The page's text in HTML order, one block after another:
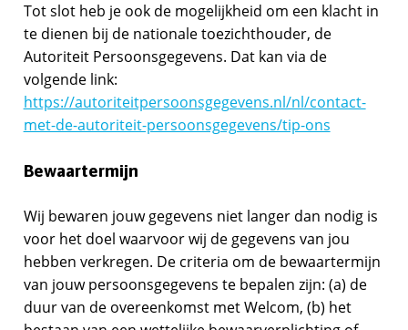
Tot slot heb je ook de mogelijkheid om een klacht in
te dienen bij de nationale toezichthouder, de
Autoriteit Persoonsgegevens. Dat kan via de
volgende link:
https://autoriteitpersoonsgegevens.nl/nl/contact-
met-de-autoriteit-persoonsgegevens/tip-ons
Bewaartermijn
Wij bewaren jouw gegevens niet langer dan nodig is
voor het doel waarvoor wij de gegevens van jou
hebben verkregen. De criteria om de bewaartermijn
van jouw persoonsgegevens te bepalen zijn: (a) de
duur van de overeenkomst met Welcom, (b) het